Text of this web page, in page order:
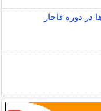
در دوره قاجار